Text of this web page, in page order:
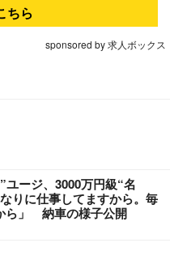
ちら
sponsored by 求人ボックス
ユージ、3000万円級“名
りに仕事してますから。毎
ら」 納車の様子公開